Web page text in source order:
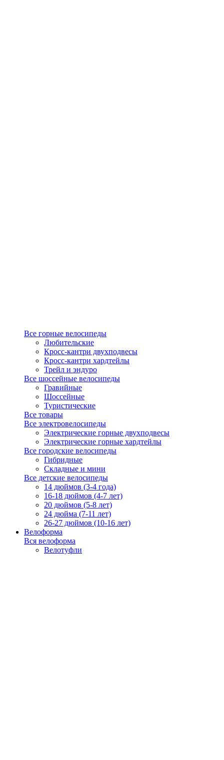
Все горные велосипеды
Любительские
Кросс-кантри двухподвесы
Кросс-кантри хардтейлы
Трейл и эндуро
Все шоссейные велосипеды
Гравийные
Шоссейные
Туристические
Все товары
Все электровелосипеды
Электрические горные двухподвесы
Электрические горные хардтейлы
Все городские велосипеды
Гибридные
Складные и мини
Все детские велосипеды
14 дюймов (3-4 года)
16-18 дюймов (4-7 лет)
20 дюймов (5-8 лет)
24 дюйма (7-11 лет)
26-27 дюймов (10-16 лет)
Велоформа
Вся велоформа
Велотуфли